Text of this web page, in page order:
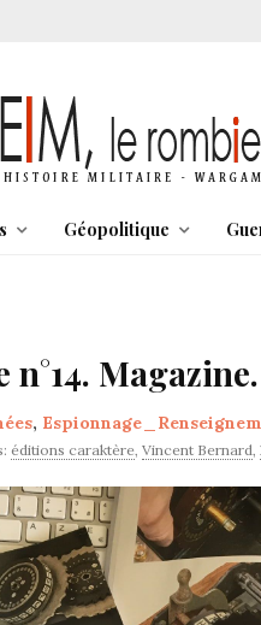
Géopolitique
Magazine.
,
éditions caraktère, Vincent Bernard,